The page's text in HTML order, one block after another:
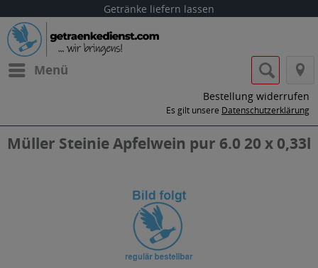
Getränke liefern lassen
Menü
Bestellung widerrufen
Es gilt unsere Datenschutzerklärung
Müller Steinie Apfelwein pur 6.0 20 x 0,33l